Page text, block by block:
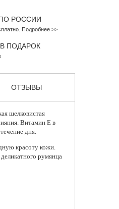
РОССИИ
Подробнее >>
ПОДАРОК
ОТЗЫВЫ
шелковистая
Витамин Е в
дня.
красоту кожи.
румянца